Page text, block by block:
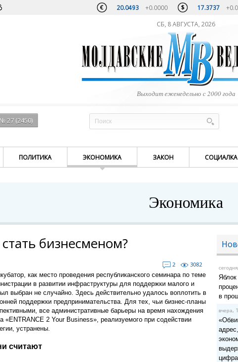
20.0493 +0.0000 17.3737
СБ, 8 АВГУСТА, 2026
Выходит еженедельно с 2000 года
(2450)
ПОЛИТИКА ЭКОНОМИКА ЗАКОН СОЦИАЛКА
Экономика
бизнесменом?
2
3082
как место проведения республиканского семинара по теме
в развитии инфраструктуры для поддержки малого и
выбран не случайно. Здесь действительно удалось воплотить в
поддержки предпринимательства. Для тех, чьи бизнес-планы
все административные барьеры на время нахождения
«ENTRANCE 2 Your Business», реализуемого при содействии
устранены.
считают
сегодня
Яблок
в
вчера,